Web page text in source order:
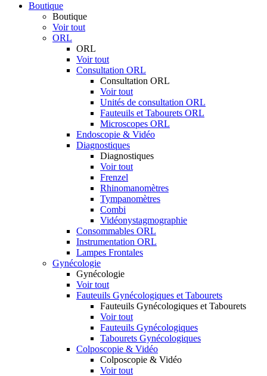
Boutique
Boutique
Voir tout
ORL
ORL
Voir tout
Consultation ORL
Consultation ORL
Voir tout
Unités de consultation ORL
Fauteuils et Tabourets ORL
Microscopes ORL
Endoscopie & Vidéo
Diagnostiques
Diagnostiques
Voir tout
Frenzel
Rhinomanomètres
Tympanomètres
Combi
Vidéonystagmographie
Consommables ORL
Instrumentation ORL
Lampes Frontales
Gynécologie
Gynécologie
Voir tout
Fauteuils Gynécologiques et Tabourets
Fauteuils Gynécologiques et Tabourets
Voir tout
Fauteuils Gynécologiques
Tabourets Gynécologiques
Colposcopie & Vidéo
Colposcopie & Vidéo
Voir tout